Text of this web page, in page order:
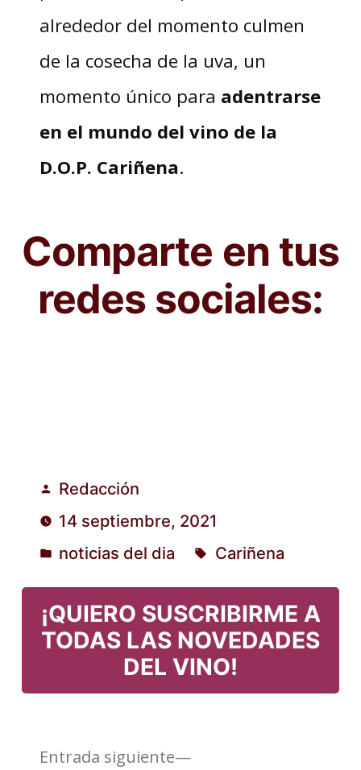
alrededor del momento culmen
de la cosecha de la uva, un
momento único para adentrarse
en el mundo del vino de la
D.O.P. Cariñena.
Comparte en tus
redes sociales:
Publicado
por
Redacción
14 septiembre, 2021
Publicado
en
noticias del dia Cariñena
¡QUIERO SUSCRIBIRME A
TODAS LAS NOVEDADES
DEL VINO!
Entrada siguiente
Entrada